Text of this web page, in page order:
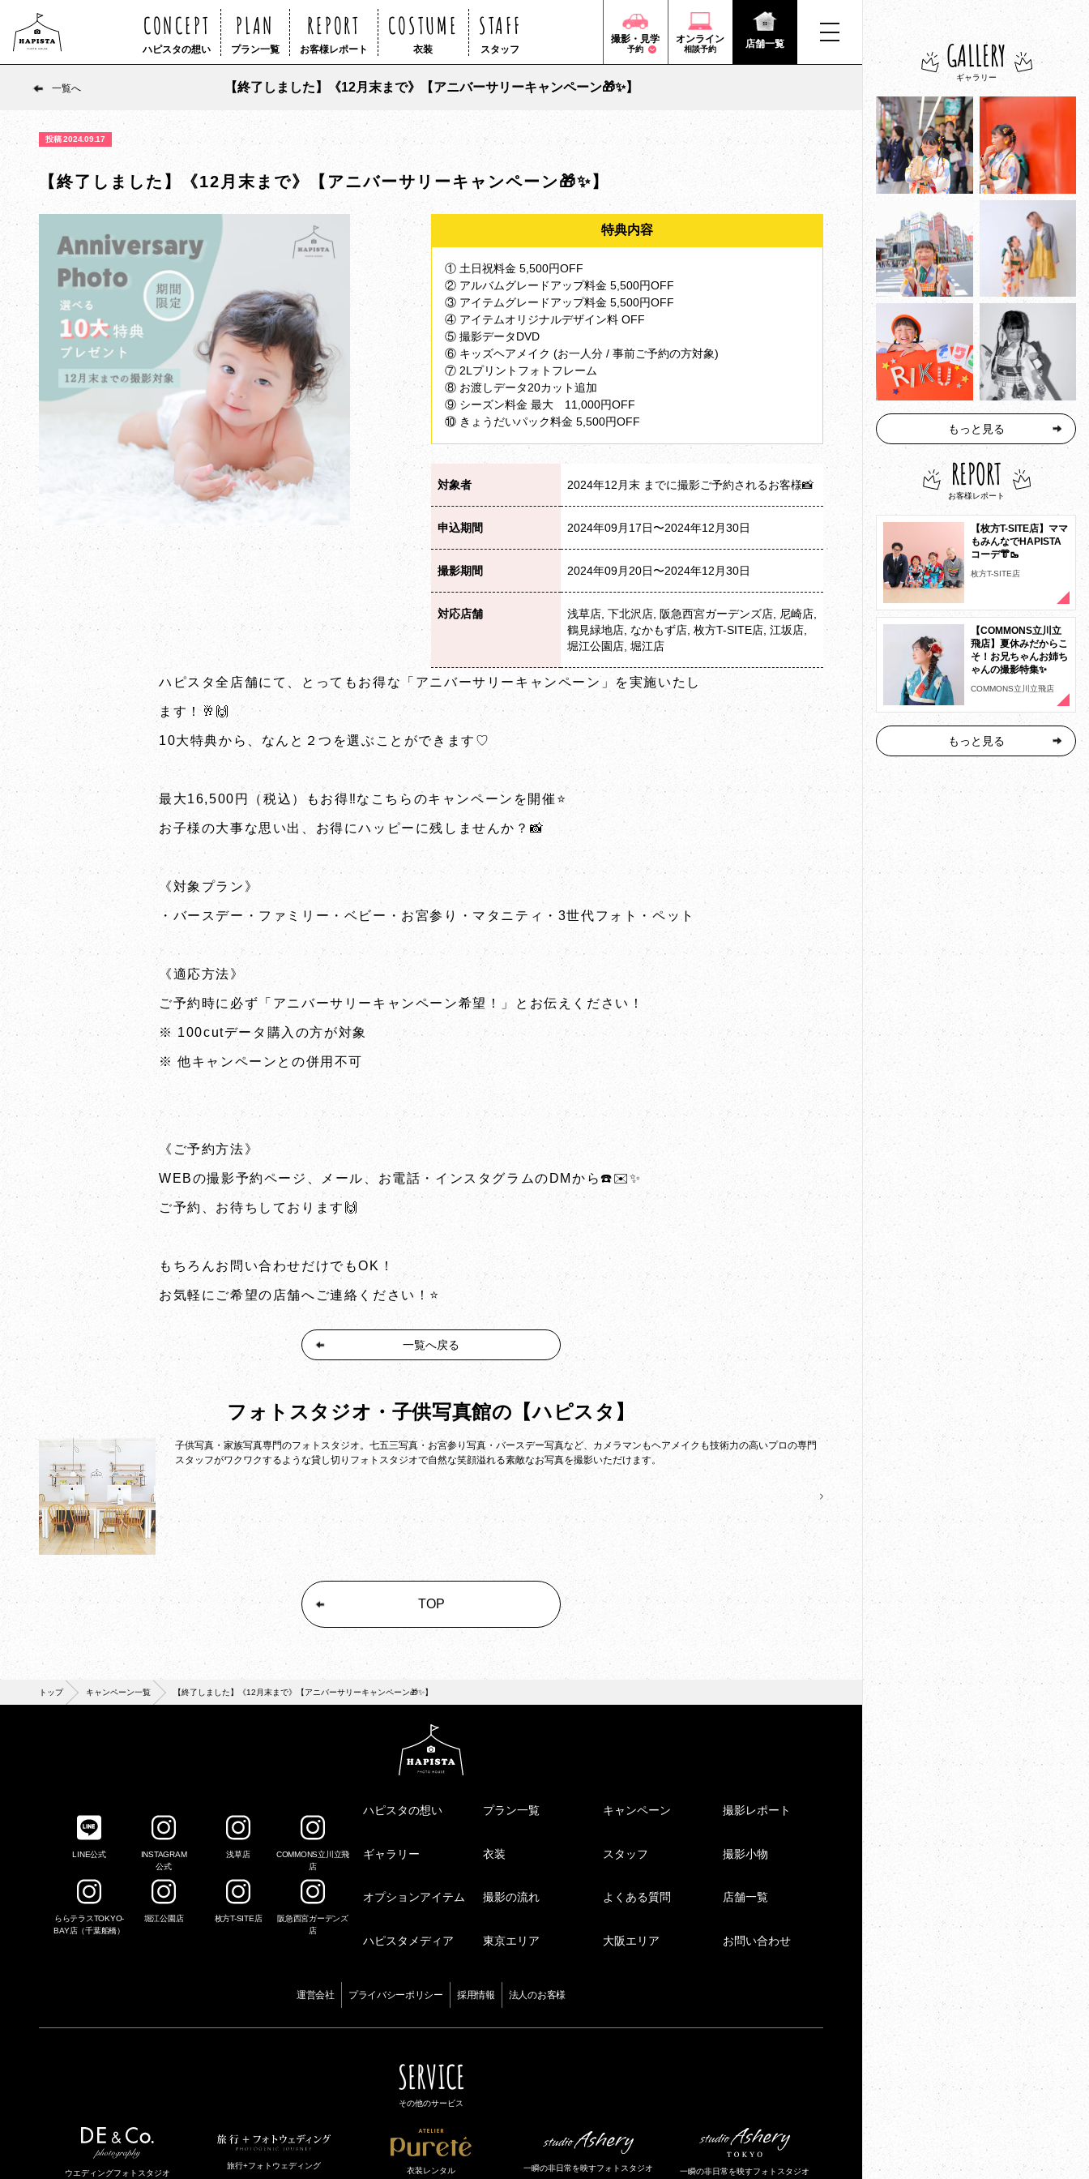
CONCEPT
ハピスタの想い
PLAN
プラン一覧
REPORT
お客様レポート
COSTUME
衣装
STAFF
スタッフ
撮影・見学
予約
オンライン
相談予約 店舗一覧
一覧へ 【終了しました】《12月末まで》【アニバーサリーキャンペーン🎁✨】
投稿 2024.09.17
【終了しました】《12月末まで》【アニバーサリーキャンペーン🎁✨】
ハピスタ全店舗にて、とってもお得な「アニバーサリーキャンペーン」を実施いたし
ます！🥂🙌
10大特典から、なんと２つを選ぶことができます♡
最大16,500円（税込）もお得‼️なこちらのキャンペーンを開催⭐️
お子様の大事な思い出、お得にハッピーに残しませんか？📸
《対象プラン》
・バースデー・ファミリー・ベビー・お宮参り・マタニティ・3世代フォト・ペット
《適応方法》
ご予約時に必ず「アニバーサリーキャンペーン希望！」とお伝えください！
※ 100cutデータ購入の方が対象
※ 他キャンペーンとの併用不可
《ご予約方法》
WEBの撮影予約ページ、メール、お電話・インスタグラムのDMから☎️✉️✨
ご予約、お待ちしております🙌
もちろんお問い合わせだけでもOK！
お気軽にご希望の店舗へご連絡ください！⭐️
特典内容
① 土日祝料金 5,500円OFF
② アルバムグレードアップ料金 5,500円OFF
③ アイテムグレードアップ料金 5,500円OFF
④ アイテムオリジナルデザイン料 OFF
⑤ 撮影データDVD
⑥ キッズヘアメイク (お一人分 / 事前ご予約の方対象)
⑦ 2Lプリントフォトフレーム
⑧ お渡しデータ20カット追加
⑨ シーズン料金 最大 11,000円OFF
⑩ きょうだいパック料金 5,500円OFF
対象者 2024年12月末 までに撮影ご予約されるお客様📸
申込期間 2024年09月17日〜2024年12月30日
撮影期間 2024年09月20日〜2024年12月30日
対応店舗
浅草店, 下北沢店, 阪急西宮ガーデンズ店, 尼崎店,
鶴見緑地店, なかもず店, 枚方T-SITE店, 江坂店,
堀江公園店, 堀江店
一覧へ戻る
フォトスタジオ・子供写真館の 【ハピスタ】
子供写真・家族写真専門のフォトスタジオ。七五三写真・お宮参り写真・バースデー写真など、カメラマンもヘアメイクも技術力の高いプロの専門
スタッフがワクワクするような貸し切りフォトスタジオで自然な笑顔溢れる素敵なお写真を撮影いただけます。
TOP
トップ キャンペーン一覧 【終了しました】《12月末まで》【アニバーサリーキャンペーン🎁✨】
ハピスタの想い プラン一覧 キャンペーン 撮影レポート
ギャラリー 衣装 スタッフ 撮影小物
オプションアイテム 撮影の流れ よくある質問 店舗一覧
ハピスタメディア 東京エリア 大阪エリア お問い合わせ
LINE公式
INSTAGRAM
公式
浅草店
COMMONS立川立飛
店
ららテラスTOKYO-
BAY店（千葉船橋）
堀江公園店 枚方T-SITE店
阪急西宮ガーデンズ
店
運営会社 プライバシーポリシー 採用情報 法人のお客様
SERVICE
その他のサービス
ウエディングフォトスタジオ
旅行+フォトウェディング
衣装レンタル 一瞬の非日常を映すフォトスタジオ 一瞬の非日常を映すフォトスタジオ
GALLERY
ギャラリー
もっと見る
REPORT
お客様レポート
【枚方T-SITE店】ママ
もみんなでHAPISTA
コーデ👘🥾
枚方T-SITE店
【COMMONS立川立
飛店】夏休みだからこ
そ！お兄ちゃんお姉ち
ゃんの撮影特集✨
COMMONS立川立飛店
もっと見る